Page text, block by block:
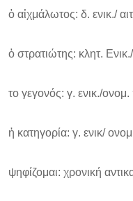
ὁ αἰχμάλωτος: δ. ενικ./
ὁ στρατιώτης: κλητ.
το γεγονός: γ. ενικ./
ἡ κατηγορία: γ. ενικ/
ψηφίζομαι: χρονική